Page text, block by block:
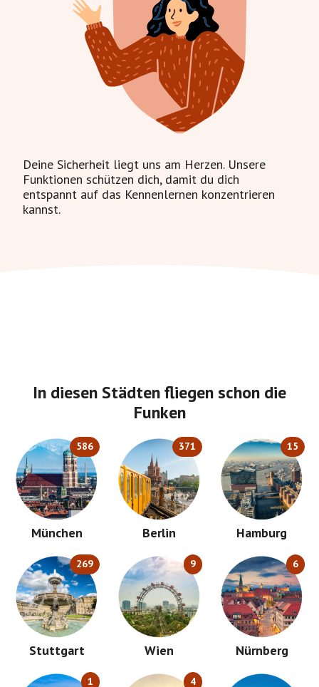
Deine Sicherheit liegt uns am Herzen. Unsere
Funktionen schützen dich, damit du dich
entspannt auf das Kennenlernen konzentrieren
kannst.
In diesen Städten fliegen schon die
Funken
München
586
Berlin
371
Hamburg
15
Stuttgart
269
Wien
9
Nürnberg
6
1 4